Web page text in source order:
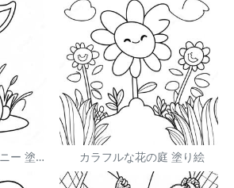
かわいいイースターバニー 塗り絵 カラフルな花の庭 塗り絵